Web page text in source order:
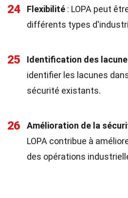
24 Flexibilité : LOPA peut
différents types
25 Identification des
identifier les lacunes
sécurité existants.
26 Amélioration de la
LOPA contribue à
des opérations